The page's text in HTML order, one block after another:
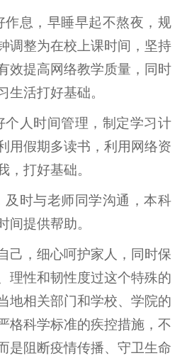
作息，早睡早起不熬夜，规
调整为在校上课时间，坚持
效提高网络教学质量，同时
生活打好基础。
个人时间管理，制定学习计
用假期多读书，利用网络资
，打好基础。
及时与老师同学沟通，本科
间提供帮助。
己，细心呵护家人，同时保
理性和韧性度过这个特殊的
地相关部门和学校、学院的
格科学标准的疾控措施，不
是阻断疫情传播、守卫生命